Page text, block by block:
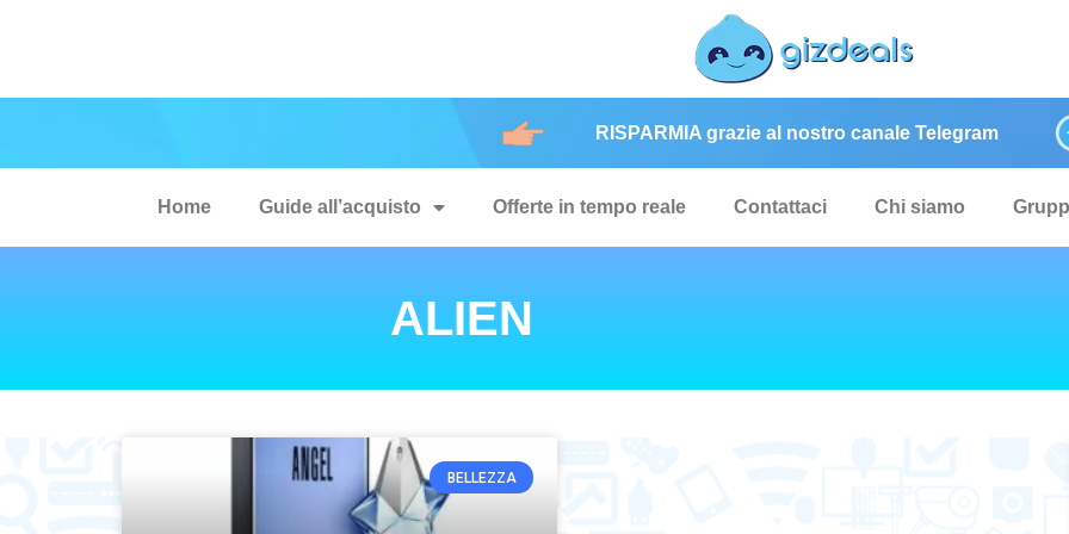
RISPARMIA grazie al nostro canale Telegram
Home Guide all’acquisto Offerte in tempo reale Contattaci Chi siamo
ALIEN
BELLEZZA